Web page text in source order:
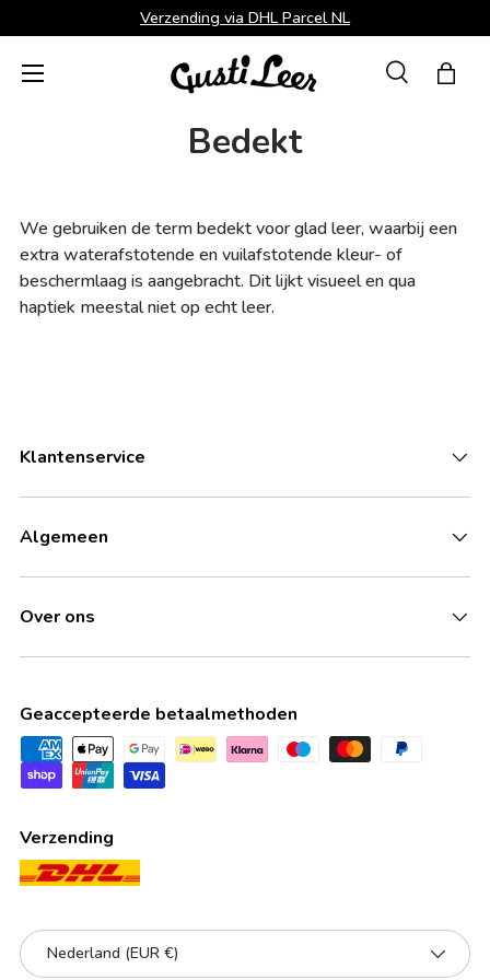
Ga naar inhoud
Verzending via DHL Parcel NL
ZoekenTas
Menu
Bedekt
We gebruiken de term bedekt voor glad leer, waarbij een
extra waterafstotende en vuilafstotende kleur- of
beschermlaag is aangebracht. Dit lijkt visueel en qua
haptiek meestal niet op echt leer.
Klantenservice
Algemeen
Over ons
Geaccepteerde betaalmethoden
Verzending
Land/Regio
Nederland (EUR €)